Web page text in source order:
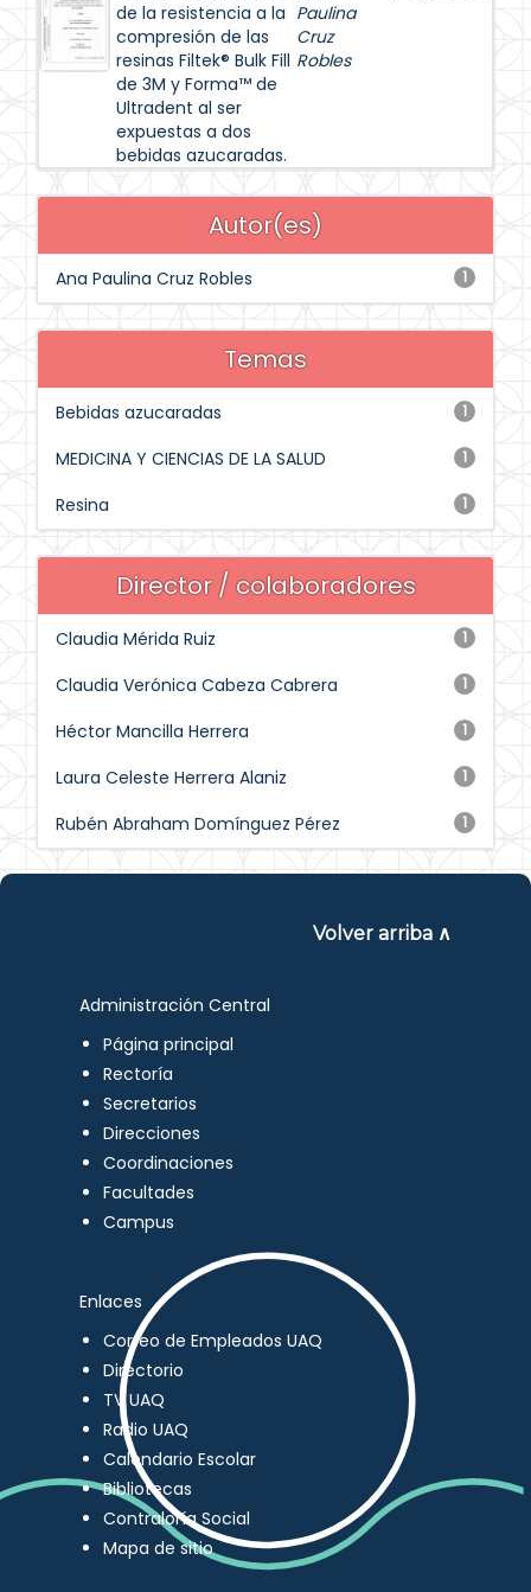
de la resistencia a la
compresión de las
resinas Filtek® Bulk Fill
de 3M y Forma™ de
Ultradent al ser
expuestas a dos
bebidas azucaradas.
Paulina
Cruz
Robles
Autor(es)
1
Ana Paulina Cruz Robles
Temas
1
Bebidas azucaradas
1
MEDICINA Y CIENCIAS DE LA SALUD
1
Resina
Director / colaboradores
1
Claudia Mérida Ruiz
1
Claudia Verónica Cabeza Cabrera
1
Héctor Mancilla Herrera
1
Laura Celeste Herrera Alaniz
1
Rubén Abraham Domínguez Pérez
Volver arriba ∧
Administración Central
Página principal
Rectoría
Secretarios
Direcciones
Coordinaciones
Facultades
Campus
Enlaces
Correo de Empleados UAQ
Directorio
TV UAQ
Radio UAQ
Calendario Escolar
Bibliotecas
Contraloría Social
Mapa de sitio